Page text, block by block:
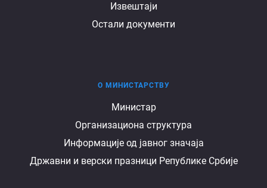
Извештаји
Остали документи
министарству
О МИНИСТАРСТВУ
Министар
Организациона структура
Информације од јавног значаја
Државни и верски празници Републике Србије